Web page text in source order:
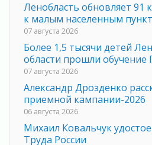
Ленобласть обновляет 91
к малым населенным
07 августа 2026
Более 1,5 тысячи детей
области прошли
07 августа 2026
Александр Дрозденко
приемной кампании-2026
06 августа 2026
Михаил Ковальчук
Труда России